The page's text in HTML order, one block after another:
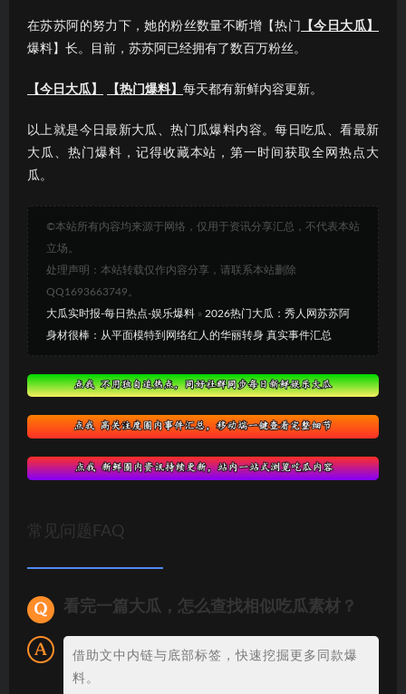
在苏苏阿的努力下，她的粉丝数量不断增【热门
【今日大瓜】
爆料】长。目前，苏苏阿已经拥有了数百万粉丝。
【今日大瓜】 【热门爆料】 每天都有新鲜内容更新。
以上就是今日最新大瓜、热门瓜爆料内容。每日吃瓜、看最新
大瓜、热门爆料，记得收藏本站，第一时间获取全网热点大
瓜。
©本站所有内容均来源于网络，仅用于资讯分享汇总，不代表本站
立场。
处理声明：本站转载仅作内容分享，请联系本站删除
QQ1693663749。
大瓜实时报-每日热点-娱乐爆料 » 2026热门大瓜：秀人网苏苏阿
身材很棒：从平面模特到网络红人的华丽转身 真实事件汇总
常见问题FAQ
看完一篇大瓜，怎么查找相似吃瓜素材？
借助文中内链与底部标签，快速挖掘更多同款爆
料。